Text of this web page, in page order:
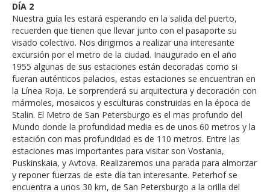
DÍA 2
Nuestra guía les estará esperando en la salida del puerto,
recuerden que tienen que llevar junto con el pasaporte su
visado colectivo. Nos dirigimos a realizar una interesante
excursión por el metro de la ciudad. Inaugurado en el año
1955 algunas de sus estaciones están decoradas como si
fueran auténticos palacios, estas estaciones se encuentran en
la Línea Roja. Le sorprenderá su arquitectura y decoración con
mármoles, mosaicos y esculturas construidas en la época de
Stalin. El Metro de San Petersburgo es el mas profundo del
Mundo donde la profundidad media es de unos 60 metros y la
estación con mas profundidad es de 110 metros. Entre las
estaciones mas importantes para visitar son Vostania,
Puskinskaia, y Avtova. Realizaremos una parada para almorzar
y reponer fuerzas de este día tan interesante. Peterhof se
encuentra a unos 30 km, de San Petersburgo a la orilla del